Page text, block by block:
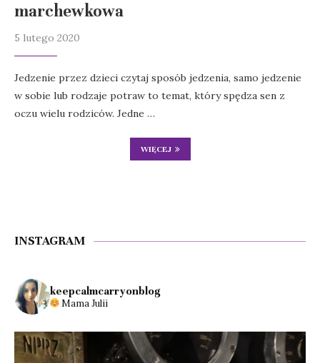
marchewkowa
5 lutego 2020
Jedzenie przez dzieci czytaj sposób jedzenia, samo jedzenie
w sobie lub rodzaje potraw to temat, który spędza sen z
oczu wielu rodziców. Jedne …
WIĘCEJ
INSTAGRAM
keepcalmcarryonblog
Mama Julii